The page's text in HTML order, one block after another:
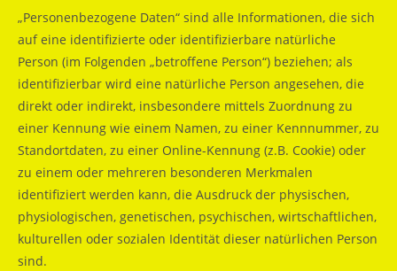
„Personenbezogene Daten“ sind alle Informationen, die sich
auf eine identifizierte oder identifizierbare natürliche
Person (im Folgenden „betroffene Person“) beziehen; als
identifizierbar wird eine natürliche Person angesehen, die
direkt oder indirekt, insbesondere mittels Zuordnung zu
einer Kennung wie einem Namen, zu einer Kennnummer, zu
Standortdaten, zu einer Online-Kennung (z.B. Cookie) oder
zu einem oder mehreren besonderen Merkmalen
identifiziert werden kann, die Ausdruck der physischen,
physiologischen, genetischen, psychischen, wirtschaftlichen,
kulturellen oder sozialen Identität dieser natürlichen Person
sind.